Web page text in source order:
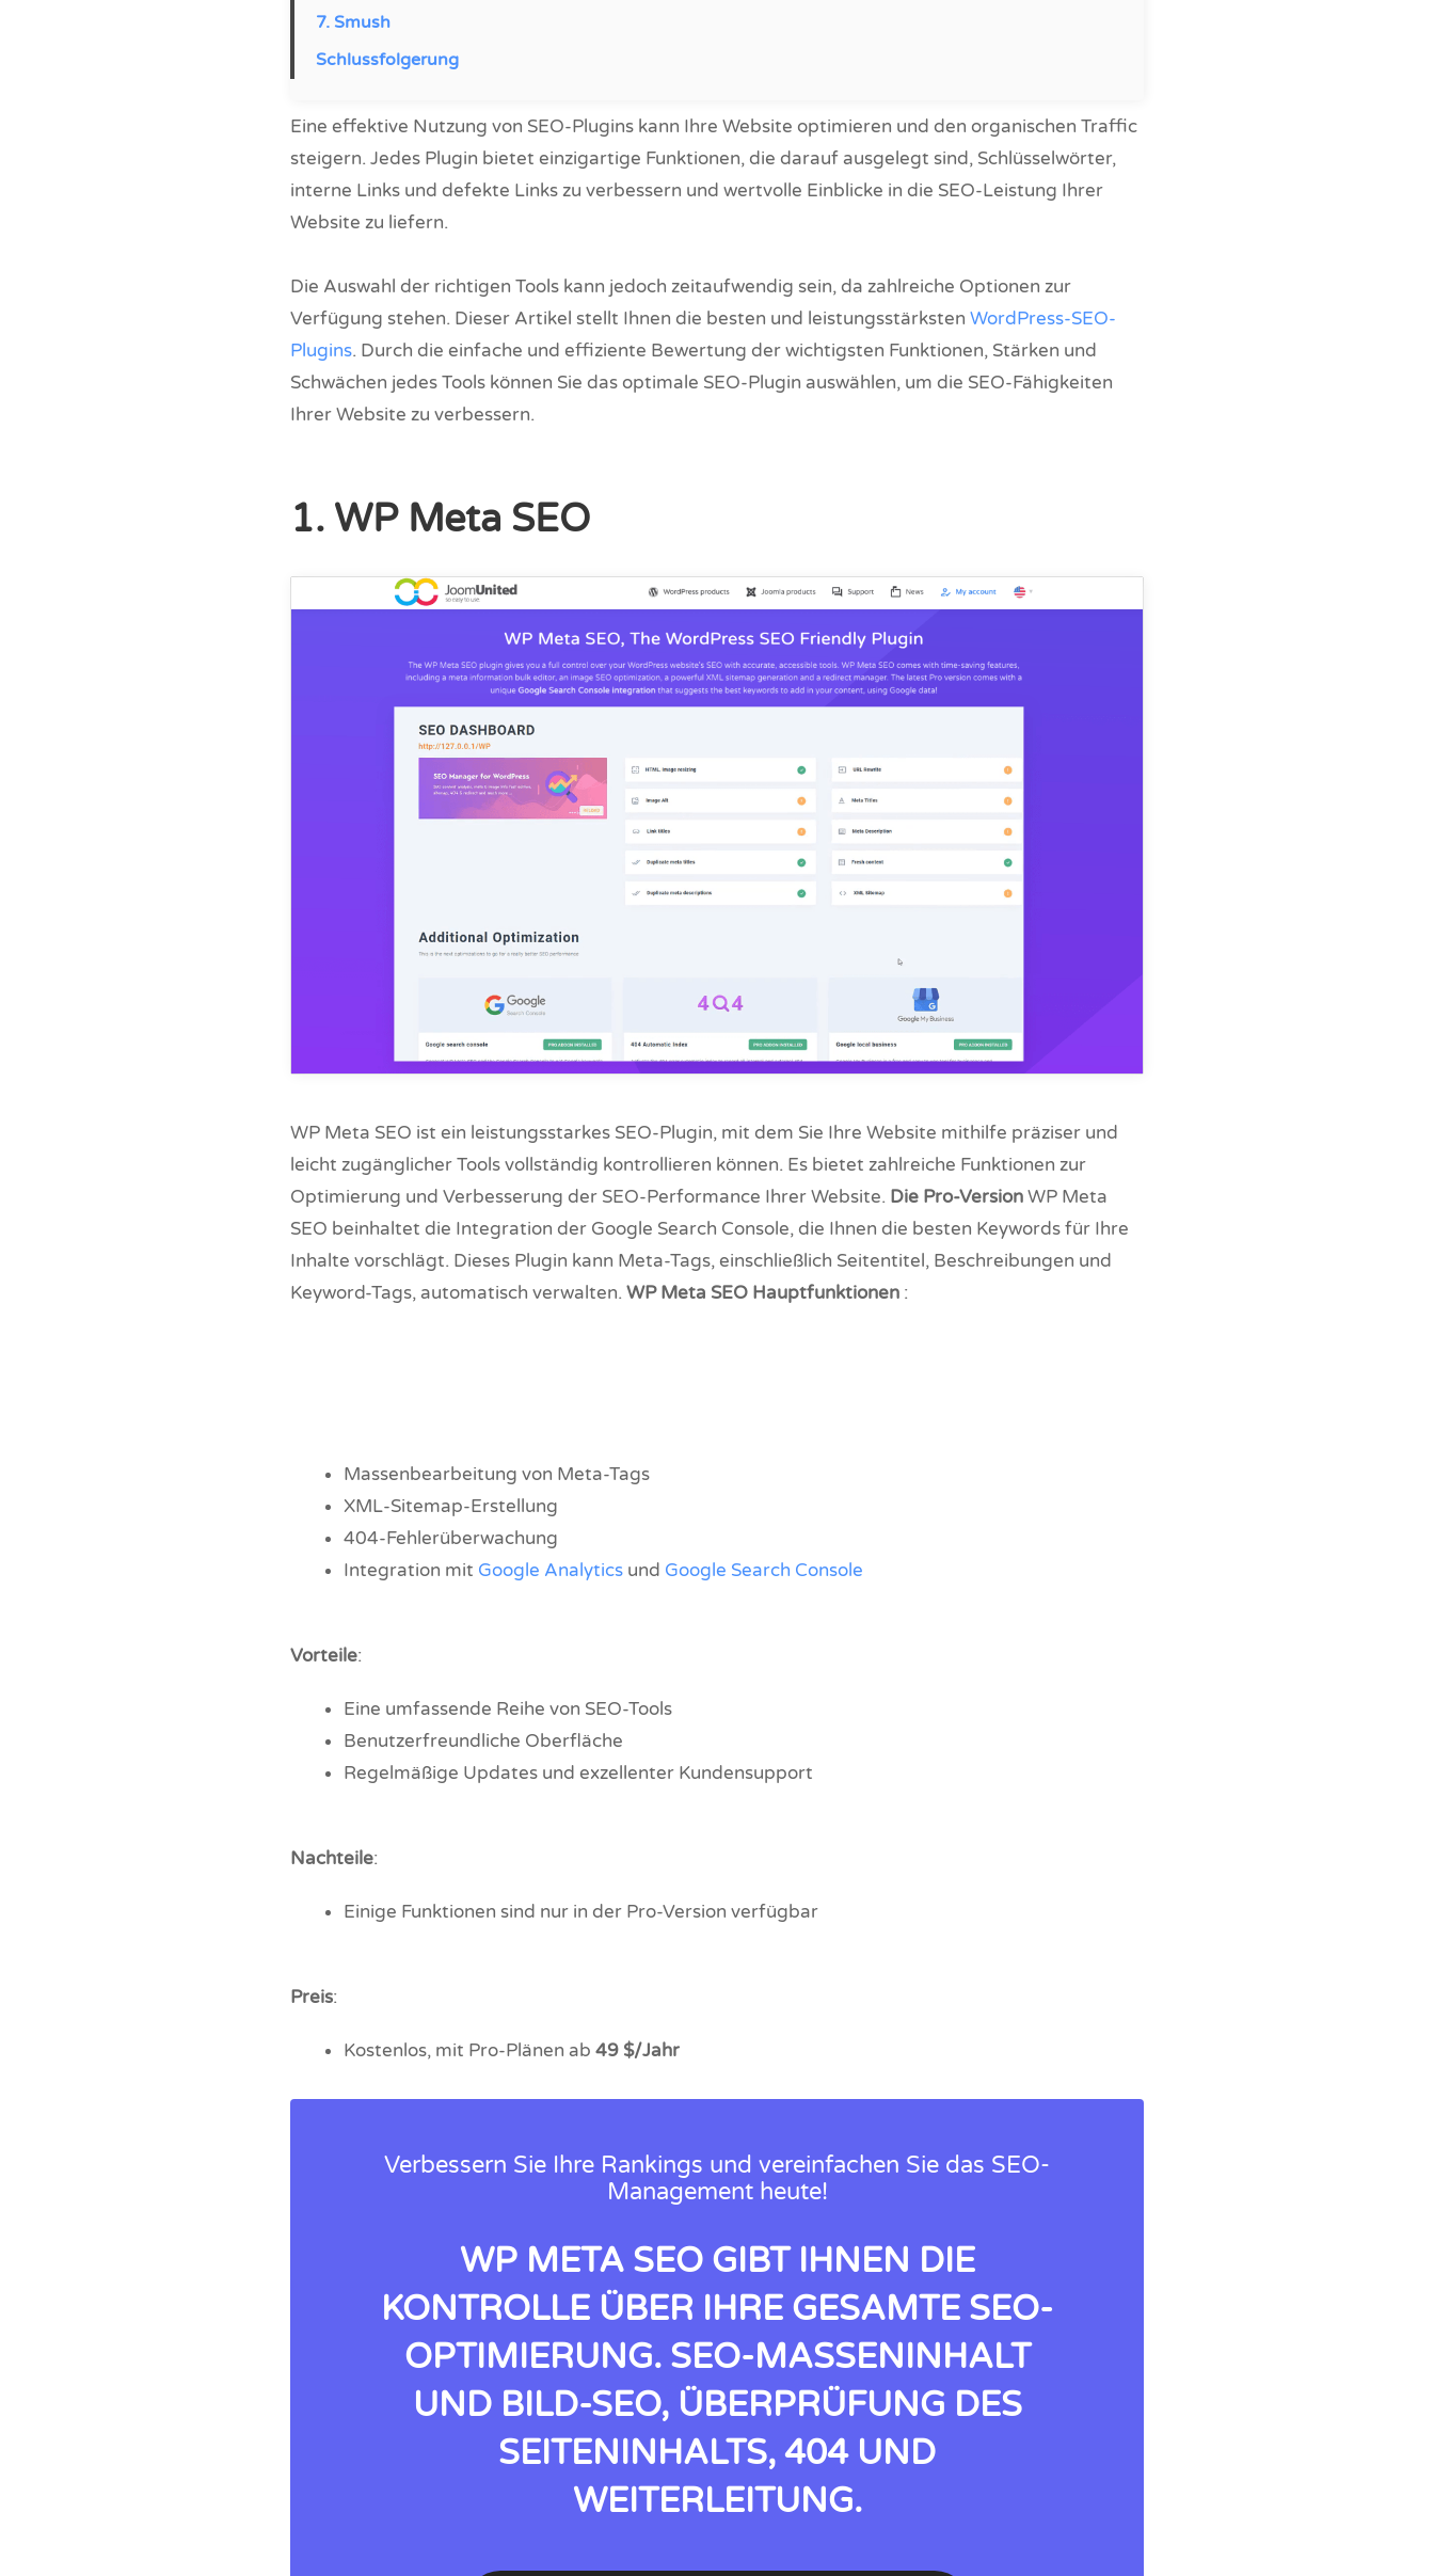
7. Smush
Schlussfolgerung
Eine effektive Nutzung von SEO-Plugins kann Ihre Website optimieren und den organischen Traffic
steigern. Jedes Plugin bietet einzigartige Funktionen, die darauf ausgelegt sind, Schlüsselwörter,
interne Links und defekte Links zu verbessern und wertvolle Einblicke in die SEO-Leistung Ihrer
Website zu liefern.
Die Auswahl der richtigen Tools kann jedoch zeitaufwendig sein, da zahlreiche Optionen zur
Verfügung stehen. Dieser Artikel stellt Ihnen die besten und leistungsstärksten WordPress-SEO-
Plugins. Durch die einfache und effiziente Bewertung der wichtigsten Funktionen, Stärken und
Schwächen jedes Tools können Sie das optimale SEO-Plugin auswählen, um die SEO-Fähigkeiten
Ihrer Website zu verbessern.
1. WP Meta SEO
WP Meta SEO ist ein leistungsstarkes SEO-Plugin, mit dem Sie Ihre Website mithilfe präziser und
leicht zugänglicher Tools vollständig kontrollieren können. Es bietet zahlreiche Funktionen zur
Optimierung und Verbesserung der SEO-Performance Ihrer Website. Die Pro-VersionWP Meta
SEO beinhaltet die Integration der Google Search Console, die Ihnen die besten Keywords für Ihre
Inhalte vorschlägt. Dieses Plugin kann Meta-Tags, einschließlich Seitentitel, Beschreibungen und
Keyword-Tags, automatisch verwalten. WP Meta SEO Hauptfunktionen :
Massenbearbeitung von Meta-Tags
XML-Sitemap-Erstellung
404-Fehlerüberwachung
Integration mit Google Analytics und Google Search Console
Vorteile:
Eine umfassende Reihe von SEO-Tools
Benutzerfreundliche Oberfläche
Regelmäßige Updates und exzellenter Kundensupport
Nachteile:
Einige Funktionen sind nur in der Pro-Version verfügbar
Preis:
Kostenlos, mit Pro-Plänen ab 49 $/Jahr
Verbessern Sie Ihre Rankings und vereinfachen Sie das SEO-
Management heute!
WP META SEO GIBT IHNEN DIE
KONTROLLE ÜBER IHRE GESAMTE SEO-
OPTIMIERUNG. SEO-MASSENINHALT
UND BILD-SEO, ÜBERPRÜFUNG DES
SEITENINHALTS, 404 UND
WEITERLEITUNG.